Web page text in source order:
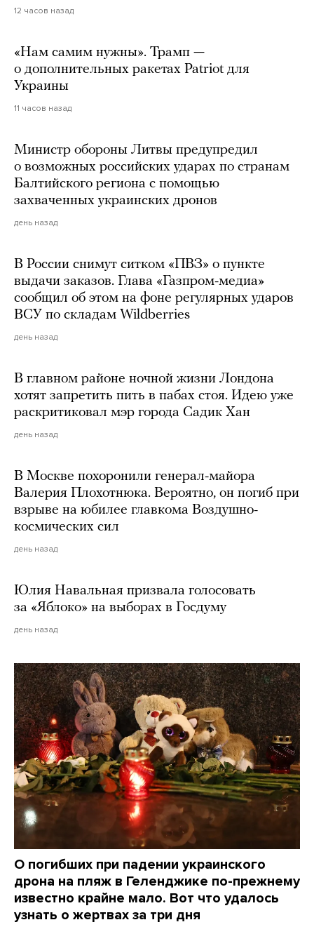
12 часов назад
«Нам самим нужны». Трамп —
о дополнительных ракетах Patriot для
Украины
11 часов назад
Министр обороны Литвы предупредил
о возможных российских ударах по странам
Балтийского региона с помощью
захваченных украинских дронов
день назад
В России снимут ситком «ПВЗ» о пункте
выдачи заказов. Глава «Газпром-медиа»
сообщил об этом на фоне регулярных ударов
ВСУ по складам Wildberries
день назад
В главном районе ночной жизни Лондона
хотят запретить пить в пабах стоя. Идею уже
раскритиковал мэр города Садик Хан
день назад
В Москве похоронили генерал-майора
Валерия Плохотнюка. Вероятно, он погиб при
взрыве на юбилее главкома Воздушно-
космических сил
день назад
Юлия Навальная призвала голосовать
за «Яблоко» на выборах в Госдуму
день назад
О погибших при падении украинского
дрона на пляж в Геленджике по-прежнему
известно крайне мало. Вот что удалось
узнать о жертвах за три дня